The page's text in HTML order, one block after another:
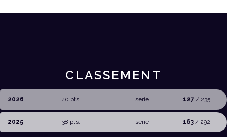
CLASSEMENT
2026 40 pts. serie 127 / 235
2025 38 pts. serie 163/ 292